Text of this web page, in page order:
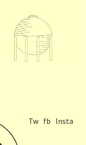
Tw fb Insta